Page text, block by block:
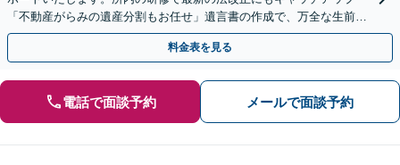
「不動産がらみの遺産分割もお任せ」遺言書の作成で、万全な生前対
策をおこないましょう【夜間・休日面談可】
料金表を見る
電話で面談予約 メールで面談予約